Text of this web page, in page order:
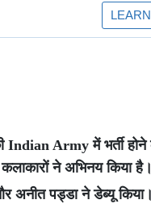
Army में भर्ती होने
ने अभिनय किया है।
और अनीत पड्डा ने डेब्यू